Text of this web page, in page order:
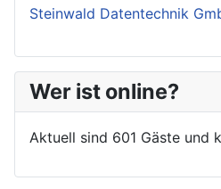
Steinwald Datentechnik
Wer ist online?
Aktuell sind 601 Gäste und